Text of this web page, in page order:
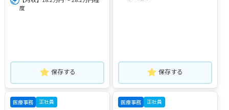
度
保存する 保存する
医療事務 正社員 医療事務 正社員